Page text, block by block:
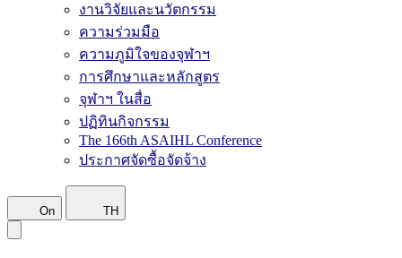
งานวิจัยและนวัตกรรม
ความร่วมมือ
ความภูมิใจของจุฬาฯ
การศึกษาและหลักสูตร
จุฬาฯ ในสื่อ
ปฏิทินกิจกรรม
The 166th ASAIHL Conference
ประกาศจัดซื้อจัดจ้าง
On TH